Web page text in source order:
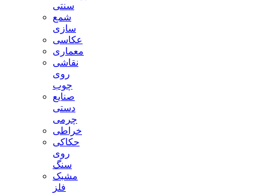
سنتی
شمع
سازی
عکاسی
معماری
نقاشی
روی
چوب
صنایع
دستی
چرمی
خراطی
حکاکی
روی
سنگ
مشبک
فلز